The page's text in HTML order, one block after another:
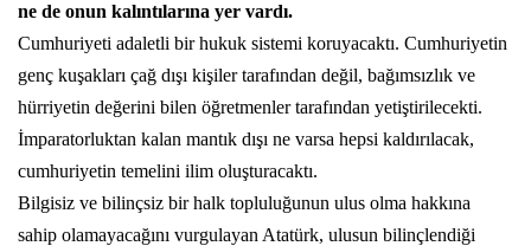
ne de onun kalıntılarına yer vardı.
Cumhuriyeti adaletli bir hukuk sistemi koruyacaktı. Cumhuriyetin
genç kuşakları çağ dışı kişiler tarafından değil, bağımsızlık ve
hürriyetin değerini bilen öğretmenler tarafından yetiştirilecekti.
İmparatorluktan kalan mantık dışı ne varsa hepsi kaldırılacak,
cumhuriyetin temelini ilim oluşturacaktı.
Bilgisiz ve bilinçsiz bir halk topluluğunun ulus olma hakkına
sahip olamayacağını vurgulayan Atatürk, ulusun bilinçlendiği